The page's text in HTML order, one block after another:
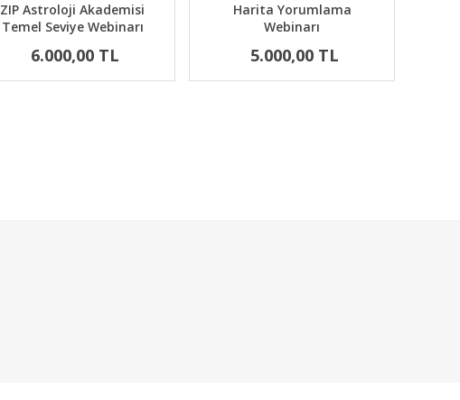
ZIP Astroloji Akademisi
Temel Seviye Webinarı
6.000,00 TL
Harita Yorumlama
Webinarı
5.000,00 TL